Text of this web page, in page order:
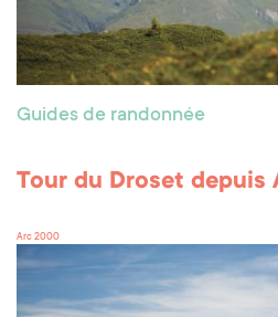
Guides de randonnée
Tour du Droset depuis
Arc 2000